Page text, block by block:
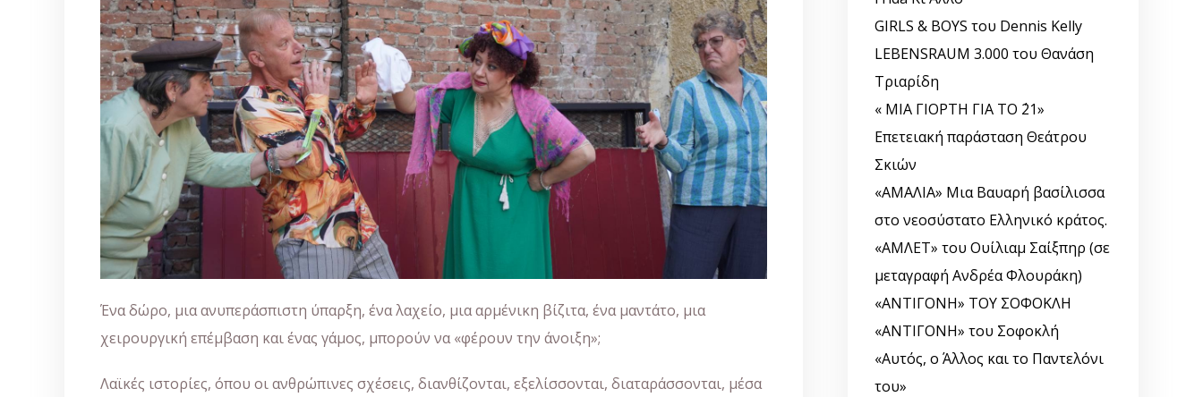
Ένα δώρο, μια ανυπεράσπιστη ύπαρξη, ένα λαχείο, μια αρμένικη βίζιτα, ένα μαντάτο, μια
χειρουργική επέμβαση και ένας γάμος, μπορούν να «φέρουν την άνοιξη»;
Λαϊκές ιστορίες, όπου οι ανθρώπινες σχέσεις, διανθίζονται, εξελίσσονται, διαταράσσονται, μέσα
GIRLS & BOYS του Dennis Kelly
LEBENSRAUM 3.000 του Θανάση
Τριαρίδη
« ΜΙΑ ΓΙΟΡΤΗ ΓΙΑ ΤΟ ΄21»
Επετειακή παράσταση Θεάτρου
Σκιών
«ΑΜΑΛΙΑ» Μια Βαυαρή βασίλισσα
στο νεοσύστατο Ελληνικό κράτος.
«ΑΜΛΕΤ» του Ουίλιαμ Σαίξπηρ (σε
μεταγραφή Ανδρέα Φλουράκη)
«ΑΝΤΙΓΟΝΗ» ΤΟΥ ΣΟΦΟΚΛΗ
«ΑΝΤΙΓΟΝΗ» του Σοφοκλή
«Αυτός, o Άλλος και το Παντελόνι
του»